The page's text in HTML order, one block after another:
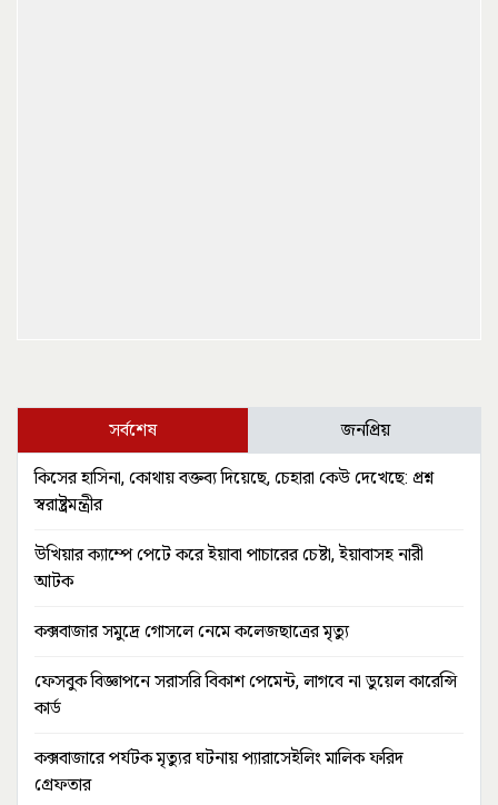
সর্বশেষ জনপ্রিয়
কিসের হাসিনা, কোথায় বক্তব্য দিয়েছে, চেহারা কেউ দেখেছে: প্রশ্ন
স্বরাষ্ট্রমন্ত্রীর
উখিয়ার ক্যাম্পে পেটে করে ইয়াবা পাচারের চেষ্টা, ইয়াবাসহ নারী
আটক
কক্সবাজার সমুদ্রে গোসলে নেমে কলেজছাত্রের মৃত্যু
ফেসবুক বিজ্ঞাপনে সরাসরি বিকাশ পেমেন্ট, লাগবে না ডুয়েল কারেন্সি
কার্ড
কক্সবাজারে পর্যটক মৃত্যুর ঘটনায় প্যারাসেইলিং মালিক ফরিদ
গ্রেফতার